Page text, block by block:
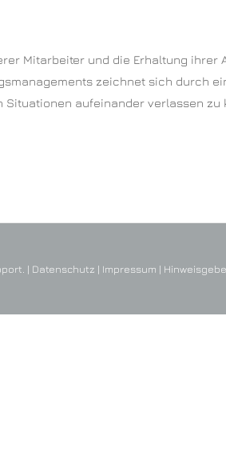
Mitarbeiter und die Erhaltung ihrer
zeichnet sich durch
aufeinander verlassen zu
| Datenschutz | Impressum |